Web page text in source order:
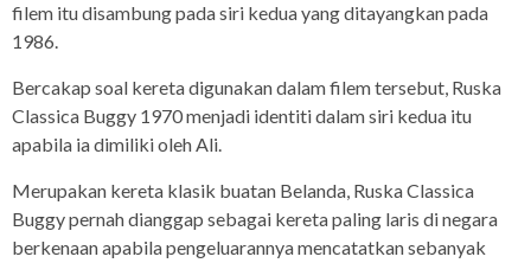
filem itu disambung pada siri kedua yang ditayangkan pada
1986.
Bercakap soal kereta digunakan dalam filem tersebut, Ruska
Classica Buggy 1970 menjadi identiti dalam siri kedua itu
apabila ia dimiliki oleh Ali.
Merupakan kereta klasik buatan Belanda, Ruska Classica
Buggy pernah dianggap sebagai kereta paling laris di negara
berkenaan apabila pengeluarannya mencatatkan sebanyak